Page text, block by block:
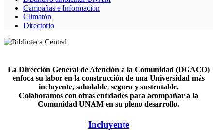
Campañas e Información
Climatón
Directorio
La Dirección General de Atención a la Comunidad (DGACO)
enfoca su labor en la construcción de una Universidad más
incluyente, saludable, segura y sustentable.
Colaboramos con otras entidades para acompañar a la
Comunidad UNAM en su pleno desarrollo.
Incluyente